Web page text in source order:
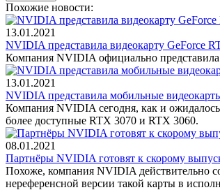
Похожие новости:
13.01.2021
NVIDIA представила видеокарту GeForce
Компания NVIDIA официально
13.01.2021
NVIDIA представила мобильные
Компания NVIDIA сегодня, как и
более доступные RTX 3070 и RTX 3060.
08.01.2021
Партнёры NVIDIA готовят к скорому
Похоже, компания NVIDIA действительно
нереференсной версии такой карты в